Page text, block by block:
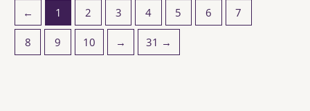
← 1 2 3 4 5 6 7
8 9 10 → 31 →